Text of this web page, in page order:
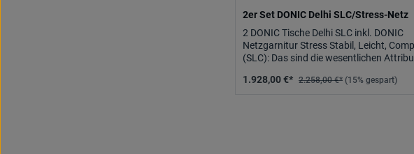
2er Set DONIC Delhi SLC/Stress-Netz
2 DONIC Tische Delhi SLC inkl. DONIC
Netzgarnitur Stress Stabil, Leicht,
(SLC): Das sind die wesentlichen
1.928,00 €* 2.258,00 €* (15% gespart)